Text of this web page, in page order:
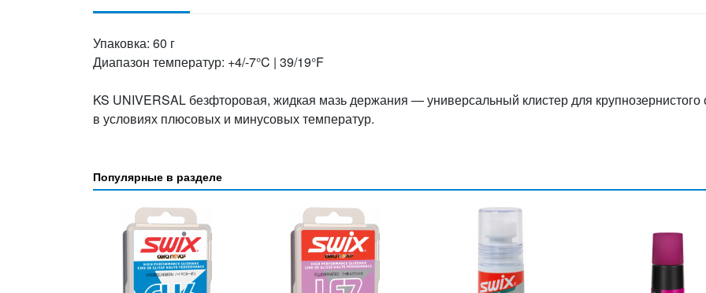
Упаковка: 60 г
Диапазон температур: +4/-7°C | 39/19°F
KS UNIVERSAL безфторовая, жидкая мазь держания — универсальный клистер для крупнозернистого
в условиях плюсовых и минусовых температур.
Популярные в разделе